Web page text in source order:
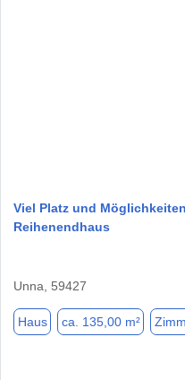
Viel Platz und
Reihenendhaus
Unna, 59427
Haus ca. 135,00 m²